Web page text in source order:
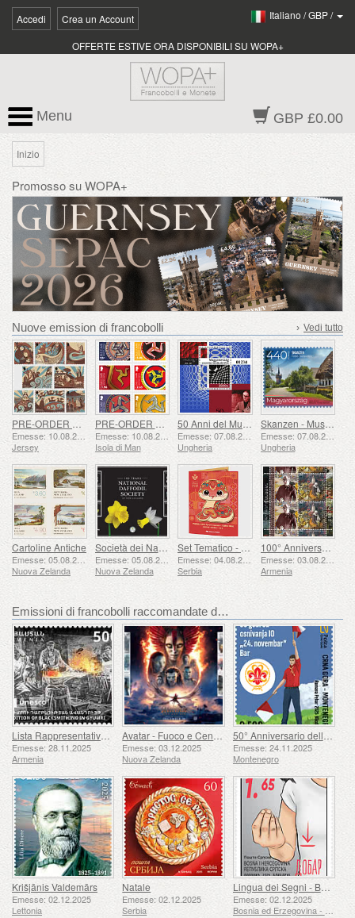
Accedi Crea un Account Italiano /GBP/
OFFERTE ESTIVE ORA DISPONIBILI SU WOPA+
GBP £0.00
Menu
Inizio
Promosso su WOPA+
Nuove emission di francobolli › Vedi tutto
PRE-ORDER Racconti di San Helier
Jersey
PRE-ORDER La Collezione Triskelion II
Emesse: 10.08.2026
Isola di Man
50 Anni del Museo Vasarely di Pécs
Ungheria
Skanzen - Museo Ungherese all'aperto
Emesse: 07.08.2026
Ungheria
Cartoline Antiche
Emesse: 05.08.2026
Nuova Zelanda
Società dei Narcisi 100 Anni
Emesse: 05.08.2026
Nuova Zelanda
Set Tematico - Anno del Serpente
Emesse: 04.08.2026
Serbia
100° Anniversario di Grigor Khanjyan
Emesse: 03.08.2026
Armenia
Emissioni di francobolli raccomandate da WOPA+
Lista Rappresentativa del Patrimonio Culturale Immateriale dell'umanità dell'UNESCO - Tradizione della Forgiatura a Gyumri
Emesse: 28.11.2025
Armenia
Avatar - Fuoco e Cenere
Emesse: 03.12.2025
Nuova Zelanda
Emesse: 24.11.2025
Montenegro
Krišjānis Valdemārs
Emesse: 02.12.2025
Lettonia
Natale
Emesse: 02.12.2025
Serbia
Lingua dei Segni - Buona
Emesse: 02.12.2025